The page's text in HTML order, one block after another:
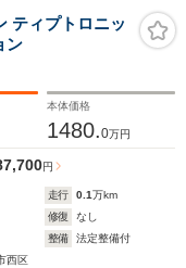
ティプトロニッ
ン
本体価格
1480.0万円
円
走行 0.1万km
修復
なし
整備
法定整備付
西区